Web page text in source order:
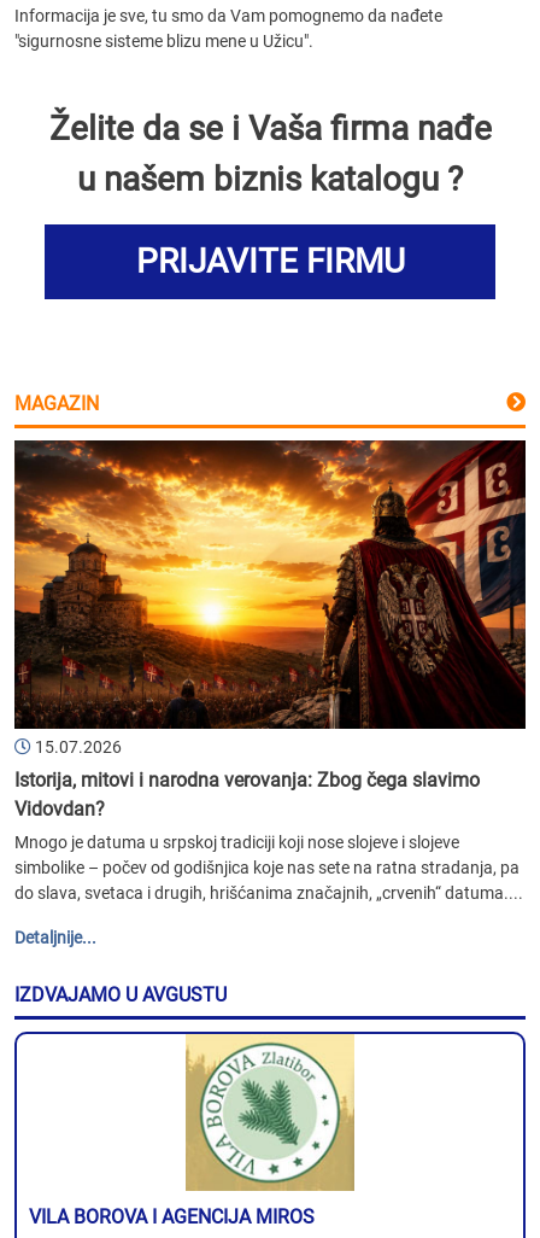
Informacija je sve, tu smo da Vam pomognemo da nađete
"sigurnosne sisteme blizu mene u Užicu".
Želite da se i Vaša firma nađe
u našem biznis katalogu ?
PRIJAVITE FIRMU
MAGAZIN
15.07.2026
Istorija, mitovi i narodna verovanja: Zbog čega slavimo
Vidovdan?
Mnogo je datuma u srpskoj tradiciji koji nose slojeve i slojeve
simbolike – počev od godišnjica koje nas sete na ratna stradanja, pa
do slava, svetaca i drugih, hrišćanima značajnih, „crvenih“ datuma....
Detaljnije...
IZDVAJAMO U AVGUSTU
VILA BOROVA I AGENCIJA MIROS